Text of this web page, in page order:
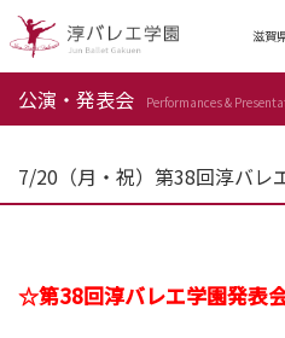
滋賀
公演・発表会 Performances &
7/20（月・祝）第38回淳バレ
☆第38回淳バレエ学園発表